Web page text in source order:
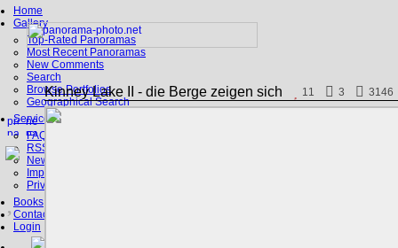
Home
Gallery
Top-Rated Panoramas
Most Recent Panoramas
New Comments
Search
Browse Portfolios
Geographical Search
Service
FAQ
RSS, Google Earth
News
Imprint
Privacy Policy
Books
Contact
Login
Kinney Lake II - die Berge zeigen sich 11 3 3146